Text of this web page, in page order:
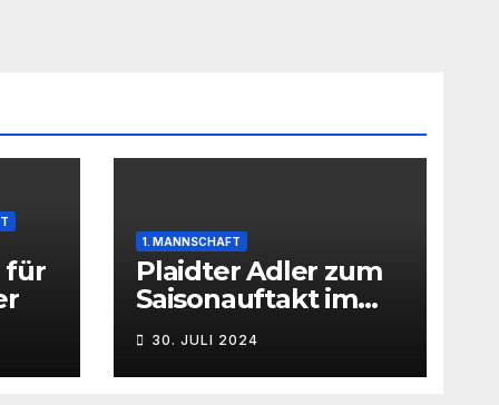
für
1. MANNSCHAFT
Plaidter Adler zum
Saisonauftakt im
gefordert
30. JULI 2024